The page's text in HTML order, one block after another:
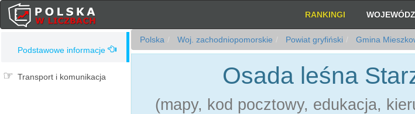
RANKINGI
Podstawowe informacje
Transport i komunikacja
Polska Woj. zachodniopomorskie Powiat gryfiński Gmina
Osada leśna
(mapy, kod pocztowy, edukacja,